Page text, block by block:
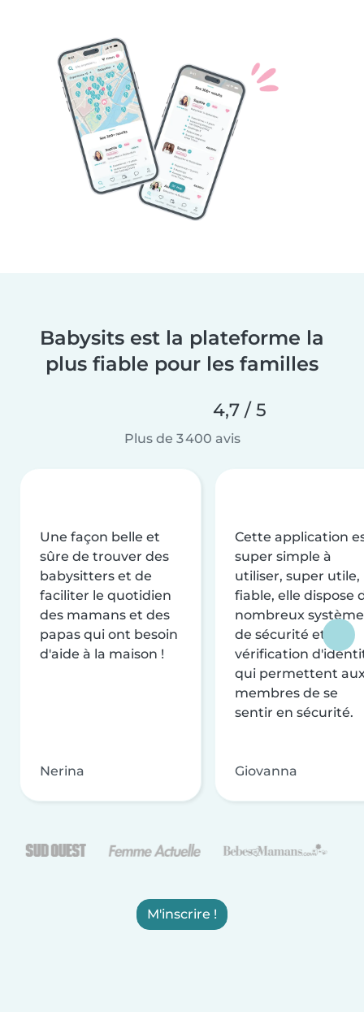
Babysits est la plateforme la
plus fiable pour les familles
4,7 / 5
Plus de 3 400 avis
Une façon belle et
sûre de trouver des
babysitters et de
faciliter le quotidien
des mamans et des
papas qui ont besoin
d'aide à la maison !
Nerina
Cette application
super simple à
utiliser, super utile,
fiable, elle dispose
nombreux
de sécurité et de
vérification
qui permettent
membres de se
sentir en sécurité.
Giovanna
M'inscrire !